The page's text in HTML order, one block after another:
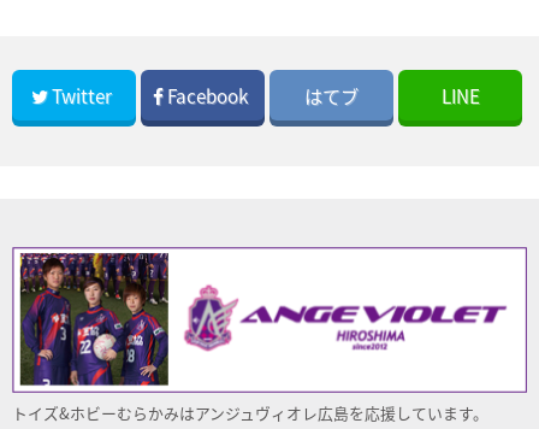
Twitter Facebook はてブ LINE
トイズ&ホビーむらかみはアンジュヴィオレ広島を応援しています。